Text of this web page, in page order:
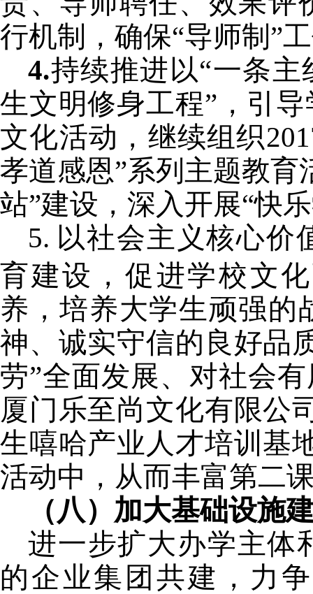
行机制，确保“导师制”
4.持续推进以“一条
生文明修身工程”， 引
文化活动， 继续组织
孝道感恩”系列主题教育
站”建设，深入开展“快
5. 以社会主义核心价
育建设，促进学校文
养，培养大学生顽强的
神、诚实守信的良好品
劳”全面发展、对社会
厦门乐至尚文化有限公
生嘻哈产业人才培训基
活动中，从而丰富第二
（八）加大基础设施
进一步扩大办学主体
的企业集团共建，力争